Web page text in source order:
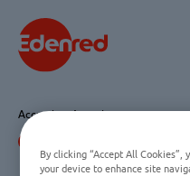
Accueil Agenda
Agenda
By clicking “Accept All
your device to enhance site